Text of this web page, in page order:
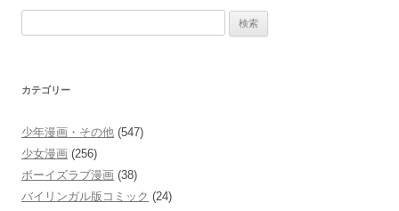
カテゴリー
少年漫画・その他 (547)
少女漫画 (256)
ボーイズラブ漫画 (38)
バイリンガル版コミック (24)